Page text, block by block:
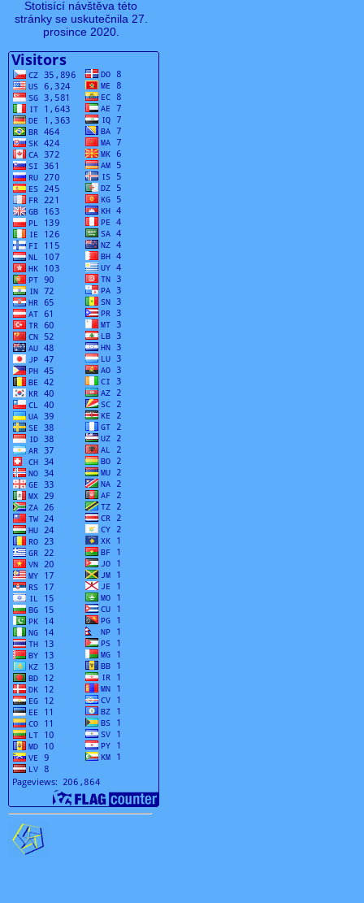
Stotisící návštěva této
stránky se uskutečnila 27.
prosince 2020.